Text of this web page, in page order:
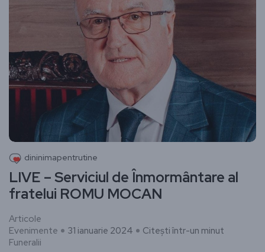
dininimapentrutine
LIVE – Serviciul de Înmormântare al
fratelui ROMU MOCAN
Articole
Evenimente
Funeralii
31 ianuarie 2024 Citești într-un minut